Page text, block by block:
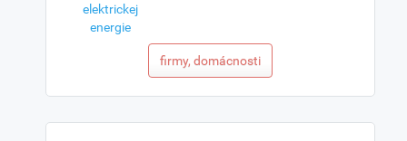
firmy, domácnosti